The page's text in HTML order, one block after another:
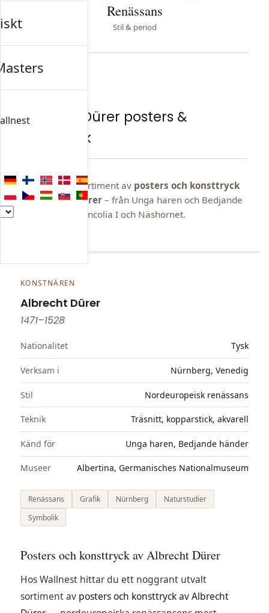
Renässans
Stil & period
Albrecht Dürer posters &
konsttryck
Utforska vårt sortiment av posters och konsttryck
av Albrecht Dürer – från Unga haren och Bedjande
händer till Melencolia I och Näshornet.
KONSTNÄREN
Albrecht Dürer
1471–1528
Nationalitet Tysk
Verksam i Nürnberg, Venedig
Stil Nordeuropeisk renässans
Teknik Träsnitt, kopparstick, akvarell
Känd för Unga haren, Bedjande händer
Museer Albertina, Germanisches Nationalmuseum
Renässans Grafik Nürnberg
Naturstudier
Symbolik
Posters och konsttryck av Albrecht Dürer
Hos Wallnest hittar du ett noggrant utvalt
sortiment av posters och konsttryck av Albrecht